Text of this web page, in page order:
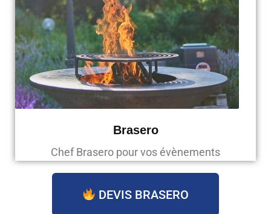
Brasero
Chef Brasero pour vos évènements
DEVIS BRASERO